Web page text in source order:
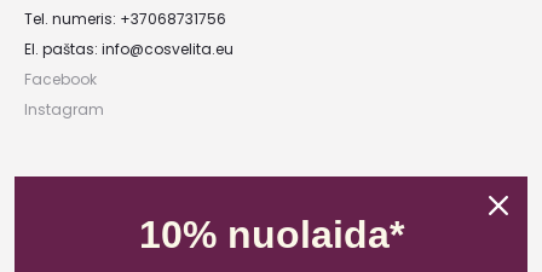
Tel. numeris: +37068731756
El. paštas: info@cosvelita.eu
Facebook
Instagram
Įmonės kodas: 303481944
PVM mokėtojo kodas: LT100011828014
10% nuolaida*